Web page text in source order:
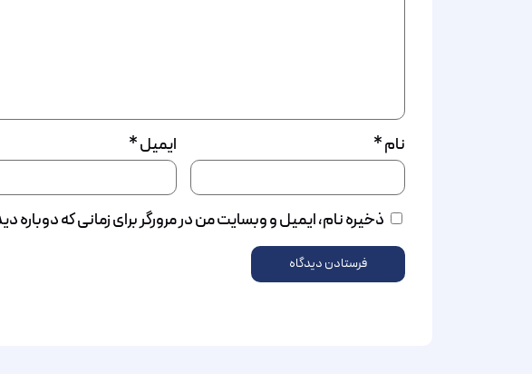
نام* ایمیل*
ذخیره نام، ایمیل و وبسایت من در مرورگر برای زمانی که